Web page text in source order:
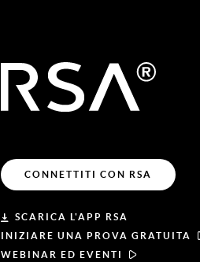
CONNETTITI CON RSA
SCARICA L'APP RSA
INIZIARE UNA PROVA GRATUITA
WEBINAR ED EVENTI